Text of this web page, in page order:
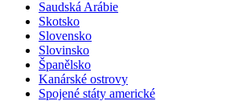
Saudská Arábie
Skotsko
Slovensko
Slovinsko
Španělsko
Kanárské ostrovy
Spojené státy americké